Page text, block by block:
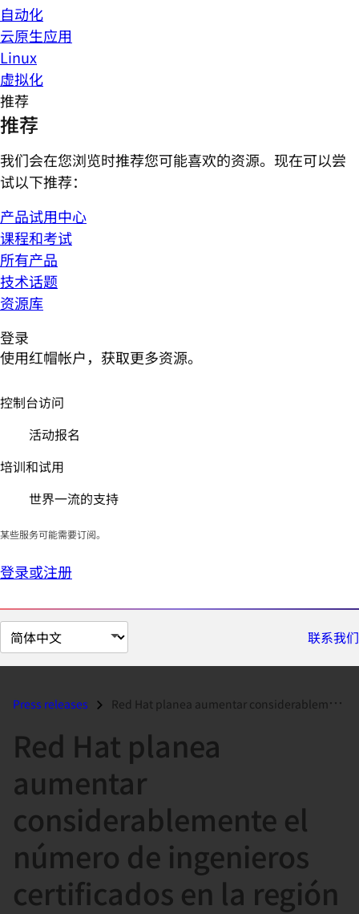
自动化
云原生应用
Linux
虚拟化
推荐
推荐
我们会在您浏览时推荐您可能喜欢的资源。现在可以尝
试以下推荐：
产品试用中心
课程和考试
所有产品
技术话题
资源库
登录
使用红帽帐户，获取更多资源。
控制台访问
活动报名
培训和试用
世界一流的支持
某些服务可能需要订阅。
登录或注册
切
换
面
联系我们
Press releases Red Hat planea aumentar considerablemente el número de ingenieros cert...
Red Hat planea
aumentar
considerablemente el
número de ingenieros
certificados en la región